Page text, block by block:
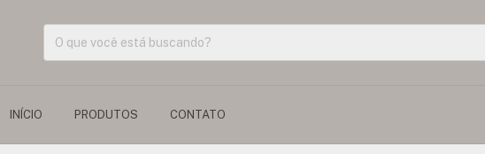
INÍCIO PRODUTOS CONTATO